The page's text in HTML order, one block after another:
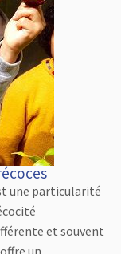
une particularité
et souvent
offre un